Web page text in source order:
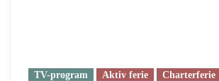
TV-program Aktiv ferie Charterferie